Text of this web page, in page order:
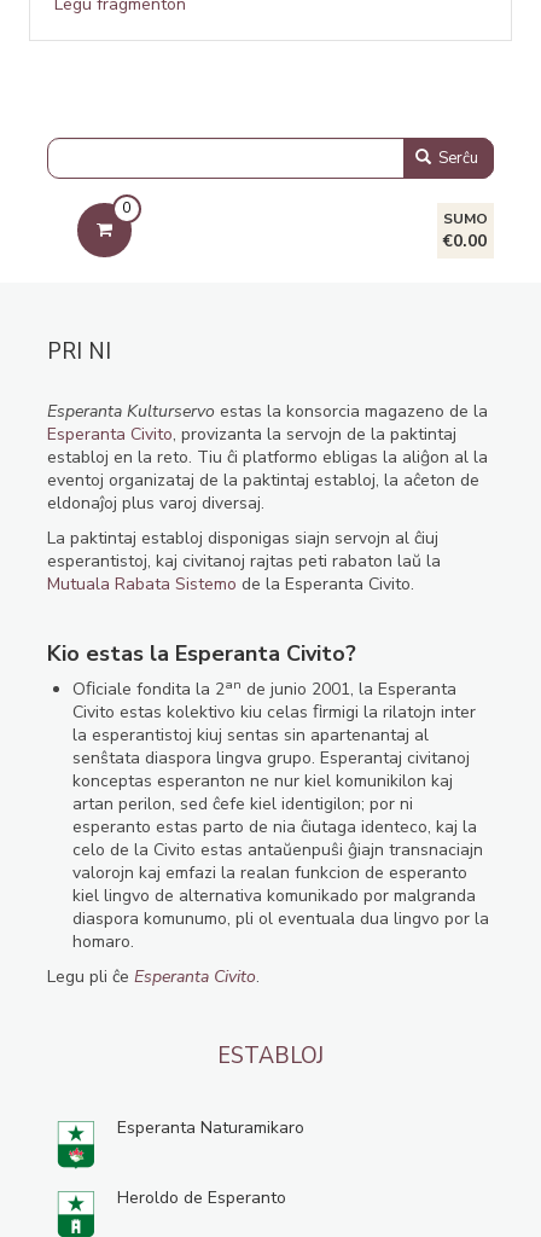
Serĉu
0
SUMO
€0.00
PRI NI
Esperanta Kulturservo estas la konsorcia magazeno de la
Esperanta Civito, provizanta la servojn de la paktintaj
establoj en la reto. Tiu ĉi platformo ebligas la aliĝon al la
eventoj organizataj de la paktintaj establoj, la aĉeton de
eldonaĵoj plus varoj diversaj.
La paktintaj establoj disponigas siajn servojn al ĉiuj
esperantistoj, kaj civitanoj rajtas peti rabaton laŭ la
Mutuala Rabata Sistemo de la Esperanta Civito.
Kio estas la Esperanta Civito?
Oﬁciale fondita la 2an de junio 2001, la Esperanta
Civito estas kolektivo kiu celas ﬁrmigi la rilatojn inter
la esperantistoj kiuj sentas sin apartenantaj al
senŝtata diaspora lingva grupo. Esperantaj civitanoj
konceptas esperanton ne nur kiel komunikilon kaj
artan perilon, sed ĉefe kiel identigilon; por ni
esperanto estas parto de nia ĉiutaga identeco, kaj la
celo de la Civito estas antaŭenpuŝi ĝiajn transnaciajn
valorojn kaj emfazi la realan funkcion de esperanto
kiel lingvo de alternativa komunikado por malgranda
diaspora komunumo, pli ol eventuala dua lingvo por la
homaro.
Legu pli ĉe Esperanta Civito.
ESTABLOJ
Esperanta Naturamikaro
Heroldo de Esperanto